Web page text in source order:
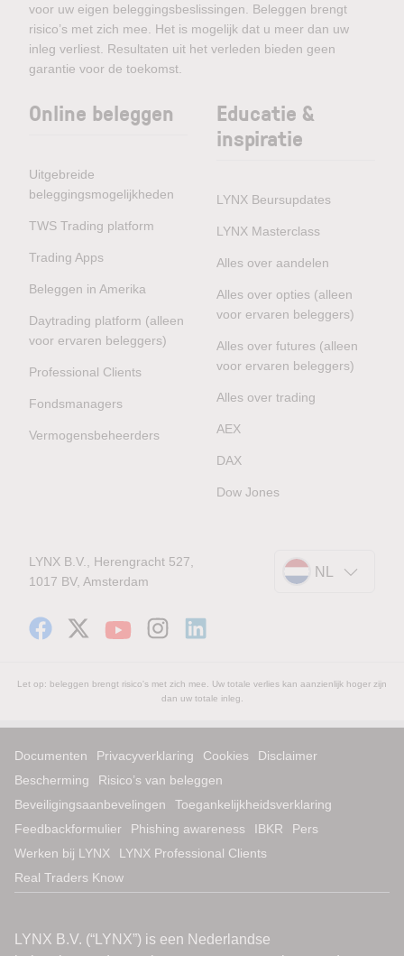
voor uw eigen beleggingsbeslissingen. Beleggen brengt
risico’s met zich mee. Het is mogelijk dat u meer dan uw
inleg verliest. Resultaten uit het verleden bieden geen
garantie voor de toekomst.
Online beleggen
Uitgebreide
beleggingsmogelijkheden
TWS Trading platform
Trading Apps
Beleggen in Amerika
Daytrading platform (alleen
voor ervaren beleggers)
Professional Clients
Fondsmanagers
Vermogensbeheerders
Educatie &
inspiratie
LYNX Beursupdates
LYNX Masterclass
Alles over aandelen
Alles over opties (alleen
voor ervaren beleggers)
Alles over futures (alleen
voor ervaren beleggers)
Alles over trading
AEX
DAX
Dow Jones
LYNX B.V., Herengracht 527,
1017 BV, Amsterdam
NL
Let op: beleggen brengt risico's met zich mee. Uw totale verlies kan aanzienlijk hoger zijn
dan uw totale inleg.
Documenten Privacyverklaring Cookies
Disclaimer
Bescherming
Risico’s van beleggen
Beveiligingsaanbevelingen
Toegankelijkheidsverklaring
Feedbackformulier
Phishing awareness IBKR
Pers
Werken bij LYNX
LYNX Professional Clients
Real Traders Know